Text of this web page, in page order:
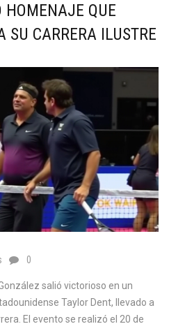
HOMENAJE QUE
SU CARRERA ILUSTRE
0
salió victorioso en un
Taylor Dent, llevado a
El evento se realizó el 20 de